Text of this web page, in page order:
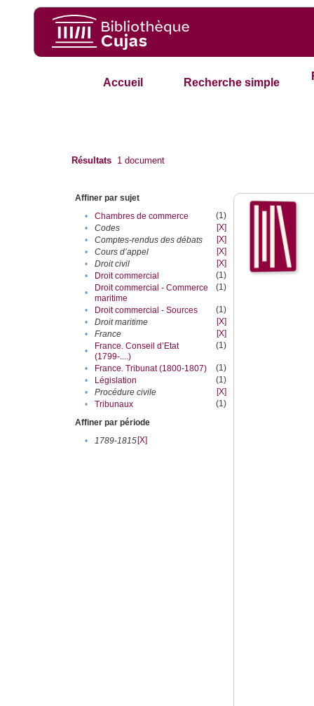
Accueil Recherche simple
Résultats 1 document
Affiner par sujet
•
Chambres de commerce
(1)
•
Codes
[X]
•
Comptes-rendus des débats
[X]
•
Cours d’appel
[X]
•
Droit civil
[X]
•
Droit commercial
(1)
•
Droit commercial - Commerce
maritime
(1)
• Droit commercial - Sources
(1)
•
Droit maritime
[X]
•
France
[X]
•
France. Conseil d’Etat
(1799-....)
(1)
• France. Tribunat (1800-1807)
(1)
•
Législation
(1)
•
Procédure civile
[X]
•
Tribunaux
(1)
Affiner par période
•
1789-1815[X]